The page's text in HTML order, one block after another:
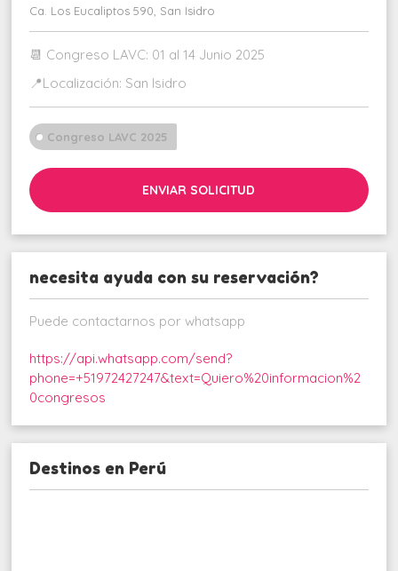
Ca. Los Eucaliptos 590, San Isidro
📆 Congreso LAVC: 01 al 14 Junio 2025
📍Localización: San Isidro
Congreso LAVC 2025
ENVIAR SOLICITUD
necesita ayuda con su reservación?
Puede contactarnos por whatsapp
https://api.whatsapp.com/send?
phone=+51972427247&text=Quiero%20informacion%2
0congresos
Destinos en Perú